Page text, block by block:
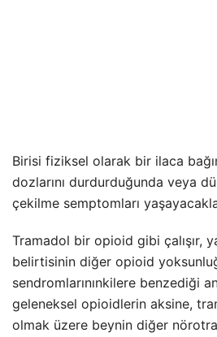
Birisi fiziksel olarak bir ilaca
dozlarını durdurduğunda veya
çekilme semptomları
Tramadol bir opioid gibi çalışır,
belirtisinin diğer opioid
sendromlarınınkilere benzediği
geleneksel opioidlerin aksine,
olmak üzere beynin diğer